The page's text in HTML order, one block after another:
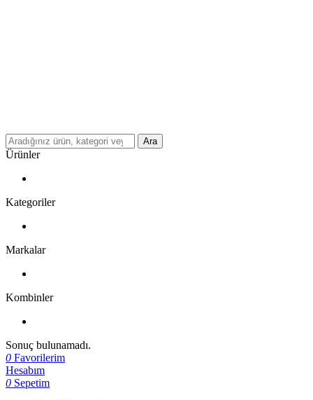
Ara
Ürünler
Kategoriler
Markalar
Kombinler
Sonuç bulunamadı.
0 Favorilerim
Hesabım
0 Sepetim